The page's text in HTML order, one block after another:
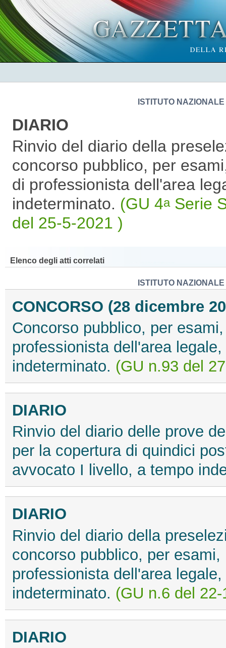
ISTITUTO
DIARIO
Rinvio del diario della
concorso pubblico, per
di professionista dell'area
indeterminato. (GU 4aSerie
del 25-5-2021 )
Elenco degli atti correlati
ISTITUTO
CONCORSO (28 dicembre
Concorso pubblico, per
professionista dell'area
indeterminato. (GU n.93 del
DIARIO
Rinvio del diario delle prove
per la copertura di quindici
avvocato I livello, a tempo
DIARIO
Rinvio del diario della
concorso pubblico, per
professionista dell'area
indeterminato. (GU n.6 del
DIARIO